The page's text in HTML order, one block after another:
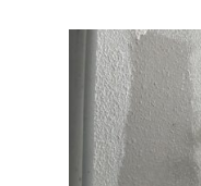
e
ok